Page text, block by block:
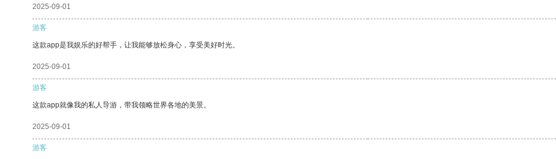
2025-09-01
游客
这款app是我娱乐的好帮手，让我能够放松身心，享受美好时光。
2025-09-01
游客
这款app就像我的私人导游，带我领略世界各地的美景。
2025-09-01
游客